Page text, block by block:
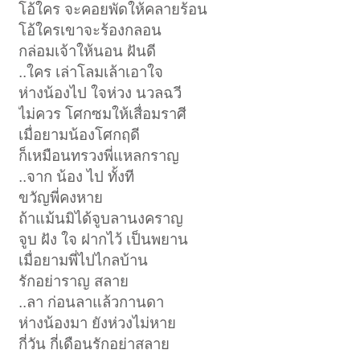
โอ้ใคร จะคอยพัดให้คลายร้อน
โอ้ใครเขาจะร้องกลอน
กล่อมเจ้าให้นอน ฝันดี
..ใคร เล่าโลมเล้าเอาใจ
ห่างน้องไป ใจห่วง นวลฉวี
ไม่ควร โศกซมให้เสื่อมราศี
เมื่อยามน้องโศกฤดี
ก็เหมือนทรวงพี่แหลกราญ
..จาก น้อง ไป ทั้งที
ขวัญพี่คงหาย
ถ้าแม้นมิได้จูบลานงคราญ
จูบ ฝัง ใจ ฝากไว้ เป็นพยาน
เมื่อยามพี่ไปไกลบ้าน
รักอย่าราญ สลาย
..ลา ก่อนลาแล้วกานดา
ห่างน้องมา ยังห่วงไม่หาย
กี่วัน กี่เดือนรักอย่าสลาย